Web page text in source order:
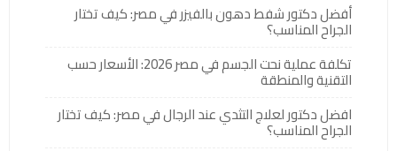
أفضل دكتور شفط دهون بالفيزر في مصر: كيف تختار
الجراح المناسب؟
تكلفة عملية نحت الجسم في مصر 2026: الأسعار حسب
التقنية والمنطقة
افضل دكتور لعلاج التثدي عند الرجال في مصر: كيف تختار
الجراح المناسب؟